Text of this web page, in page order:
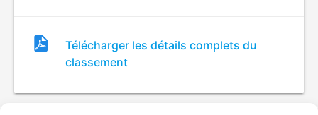
Fichier
de
classement
Télécharger les détails complets du
classement